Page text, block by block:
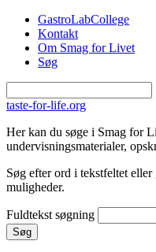
Gå til hovedindhold
GastroLabCollege
Kontakt
Om Smag for Livet
Søg
taste-for-life.org
Her kan du søge i Smag for
undervisningsmaterialer,
Søg efter ord i tekstfeltet eller
muligheder.
Fuldtekst søgning